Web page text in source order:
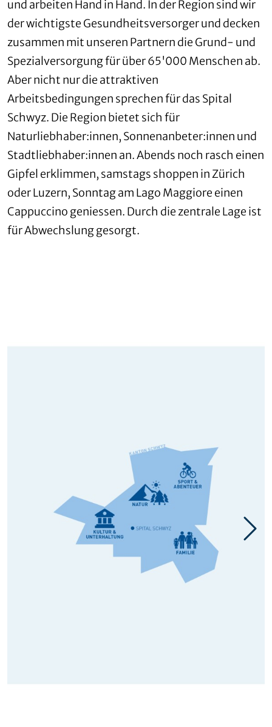
und arbeiten Hand in Hand. In der Region sind wir
der wichtigste Gesundheitsversorger und decken
zusammen mit unseren Partnern die Grund- und
Spezialversorgung für über 65'000 Menschen ab.
Aber nicht nur die attraktiven
Arbeitsbedingungen sprechen für das Spital
Schwyz. Die Region bietet sich für
Naturliebhaber:innen, Sonnenanbeter:innen und
Stadtliebhaber:innen an. Abends noch rasch einen
Gipfel erklimmen, samstags shoppen in Zürich
oder Luzern, Sonntag am Lago Maggiore einen
Cappuccino geniessen. Durch die zentrale Lage ist
für Abwechslung gesorgt.